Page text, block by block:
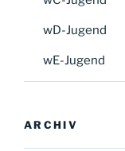
wD-Jugend
wE-Jugend
ARCHIV